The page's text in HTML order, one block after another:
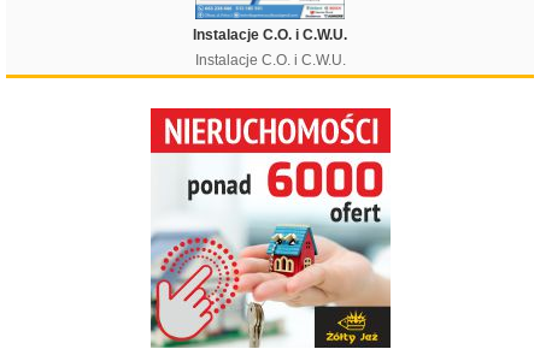
Instalacje C.O. i C.W.U.
Instalacje C.O. i C.W.U.